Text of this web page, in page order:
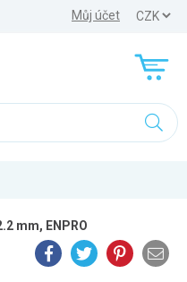
Můj účet
mm, ENPRO